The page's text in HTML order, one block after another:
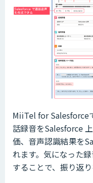
MiiTel for Salesforce
話録音をSalesforce
価、音声認識結果を
れます。気になった
することで、振り返